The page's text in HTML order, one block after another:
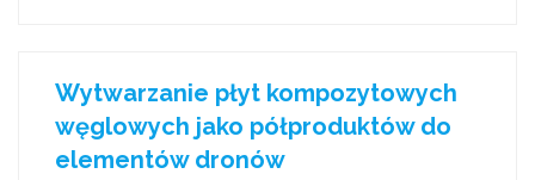
Wytwarzanie płyt kompozytowych
węglowych jako półproduktów do
elementów dronów